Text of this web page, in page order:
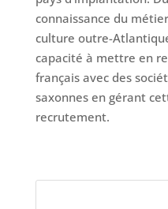
connaissance du
culture outre-
capacité à mettre en
français avec des
saxonnes en gérant
recrutement.